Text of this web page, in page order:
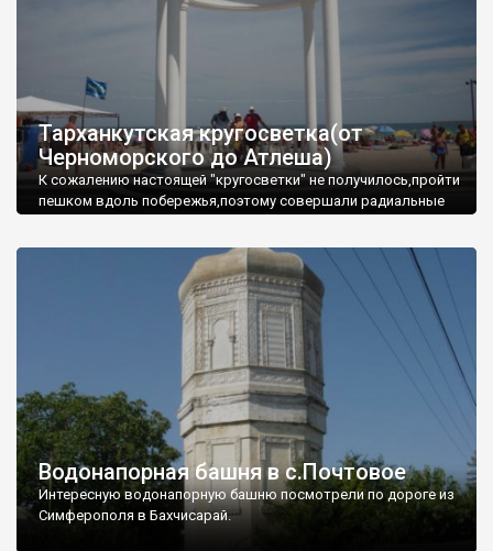
Тарханкутская кругосветка(от
Черноморского до Атлеша)
К сожалению настоящей "кругосветки" не получилось,пройти
пешком вдоль побережья,поэтому совершали радиальные
Водонапорная башня в с.Почтовое
Интересную водонапорную башню посмотрели по дороге из
Симферополя в Бахчисарай.